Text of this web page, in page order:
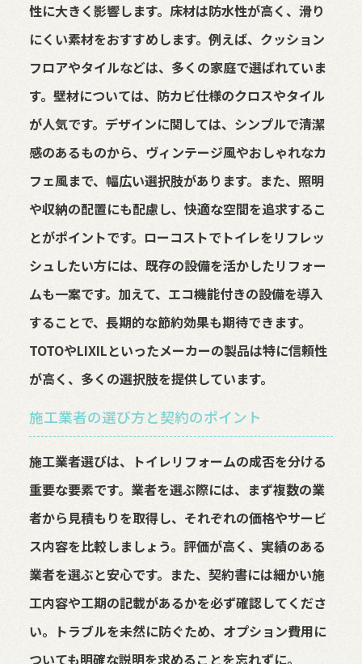
性に大きく影響します。床材は防水性が高く、滑り
にくい素材をおすすめします。例えば、クッション
フロアやタイルなどは、多くの家庭で選ばれていま
す。壁材については、防カビ仕様のクロスやタイル
が人気です。デザインに関しては、シンプルで清潔
感のあるものから、ヴィンテージ風やおしゃれなカ
フェ風まで、幅広い選択肢があります。また、照明
や収納の配置にも配慮し、快適な空間を追求するこ
とがポイントです。ローコストでトイレをリフレッ
シュしたい方には、既存の設備を活かしたリフォー
ムも一案です。加えて、エコ機能付きの設備を導入
することで、長期的な節約効果も期待できます。
TOTOやLIXILといったメーカーの製品は特に信頼性
が高く、多くの選択肢を提供しています。
施工業者の選び方と契約のポイント
施工業者選びは、トイレリフォームの成否を分ける
重要な要素です。業者を選ぶ際には、まず複数の業
者から見積もりを取得し、それぞれの価格やサービ
ス内容を比較しましょう。評価が高く、実績のある
業者を選ぶと安心です。また、契約書には細かい施
工内容や工期の記載があるかを必ず確認してくださ
い。トラブルを未然に防ぐため、オプション費用に
ついても明確な説明を求めることを忘れずに。